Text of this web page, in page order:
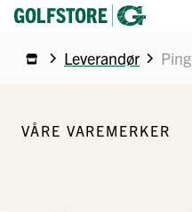
Leverandør Ping
VÅRE VAREMERKER